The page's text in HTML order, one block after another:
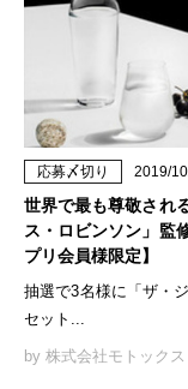
応募〆切り 2019/
世界で最も尊敬され
ス・ロビンソン」監
プリ会員様限定】
抽選で3名様に「ザ・
セット...
by 株式会社モトックス